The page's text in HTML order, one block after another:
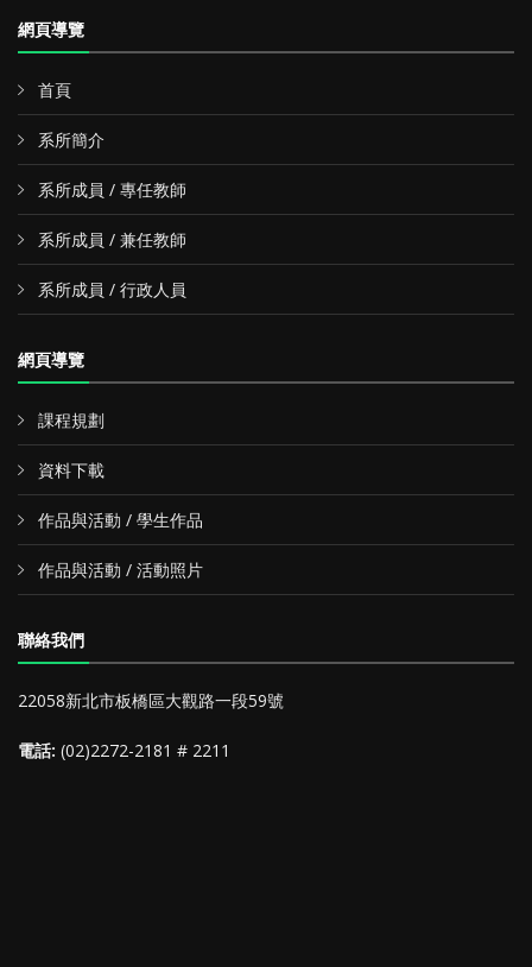
網頁導覽
首頁
系所簡介
系所成員 / 專任教師
系所成員 / 兼任教師
系所成員 / 行政人員
網頁導覽
課程規劃
資料下載
作品與活動 / 學生作品
作品與活動 / 活動照片
聯絡我們
22058新北市板橋區大觀路一段59號
電話: (02)2272-2181 # 2211